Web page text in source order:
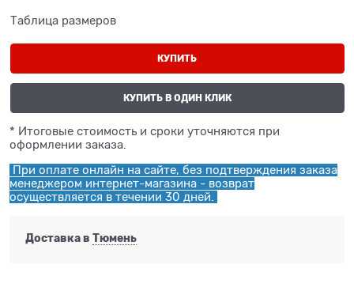
Таблица размеров
КУПИТЬ
КУПИТЬ В ОДИН КЛИК
* Итоговые стоимость и сроки уточняются при
оформлении заказа.
При оплате онлайн на сайте, без подтверждения заказа
менеджером интернет-магазина - возврат
осуществляется в течении 30 дней.
Доставка в Тюмень